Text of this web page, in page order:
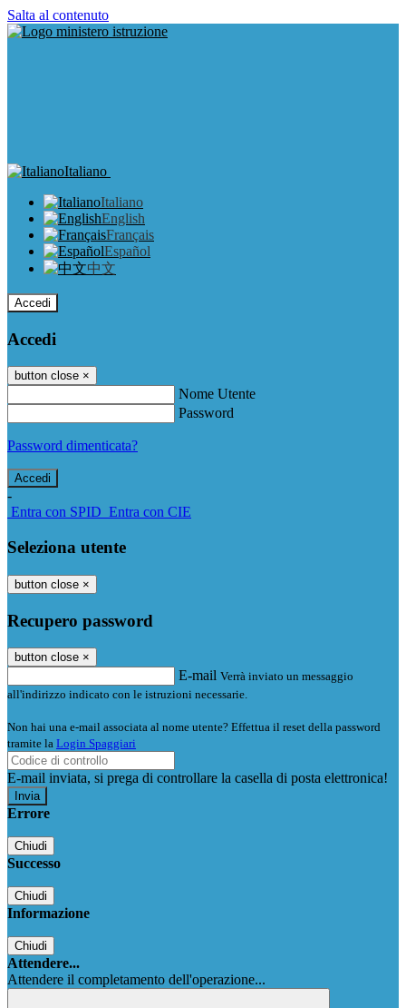
Salta al contenuto
Italiano
Italiano
English
Français
Español
中文
Accedi
Accedi
button close ×
Nome Utente
Password
Password dimenticata?
-
Entra con SPID Entra con CIE
Seleziona utente
button close ×
Recupero password
button close ×
E-mail Verrà inviato un messaggio
all'indirizzo indicato con le istruzioni necessarie.
Non hai una e-mail associata al nome utente? Effettua il reset della password
tramite la Login Spaggiari
E-mail inviata, si prega di controllare la casella di posta elettronica!
Errore
Chiudi
Successo
Chiudi
Informazione
Chiudi
Attendere...
Attendere il completamento dell'operazione...